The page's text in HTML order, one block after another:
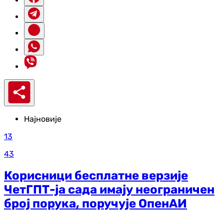
Најновије
13
43
Корисници бесплатне верзије
ЧетГПТ-ја сада имају неограничен
број порука, поручује ОпенАИ